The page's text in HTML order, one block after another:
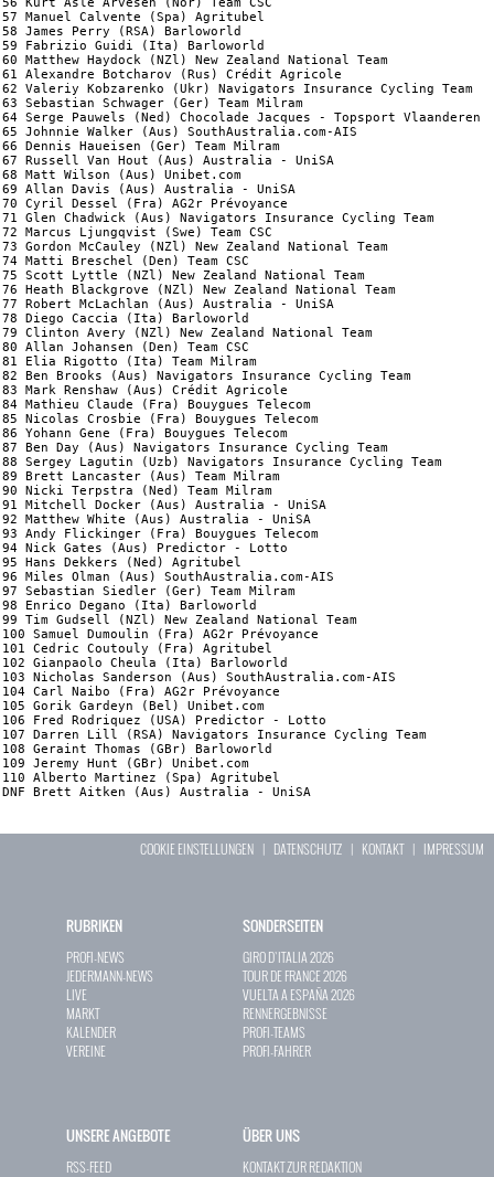
56 Kurt Asle Arvesen (Nor)
57 Manuel Calvente
58 James Perry (RSA)
59 Fabrizio Guidi (Ita)
60 Matthew Haydock (NZl) New
61 Alexandre Botcharov (Rus)
62 Valeriy Kobzarenko (Ukr) Navigators
63 Sebastian Schwager (Ger)
64 Serge Pauwels (Ned) Chocolade Jacques -
65 Johnnie Walker (Aus)
66 Dennis Haueisen (Ger)
67 Russell Van Hout (Aus)
68 Matt Wilson (Aus)
69 Allan Davis (Aus)
70 Cyril Dessel (Fra) AG2r
71 Glen Chadwick (Aus) Navigators
72 Marcus Ljungqvist (Swe)
73 Gordon McCauley (NZl) New
74 Matti Breschel (Den)
75 Scott Lyttle (NZl) New Zealand
76 Heath Blackgrove (NZl) New
77 Robert McLachlan (Aus)
78 Diego Caccia (Ita)
79 Clinton Avery (NZl) New Zealand
80 Allan Johansen (Den)
81 Elia Rigotto (Ita)
82 Ben Brooks (Aus) Navigators
83 Mark Renshaw (Aus)
84 Mathieu Claude (Fra)
85 Nicolas Crosbie (Fra)
86 Yohann Gene (Fra)
87 Ben Day (Aus) Navigators
88 Sergey Lagutin (Uzb) Navigators
89 Brett Lancaster (Aus)
90 Nicki Terpstra (Ned)
91 Mitchell Docker (Aus)
92 Matthew White (Aus)
93 Andy Flickinger (Fra)
94 Nick Gates (Aus)
95 Hans Dekkers (Ned)
96 Miles Olman (Aus)
97 Sebastian Siedler (Ger)
98 Enrico Degano (Ita)
99 Tim Gudsell (NZl) New Zealand
100 Samuel Dumoulin (Fra)
101 Cedric Coutouly
102 Gianpaolo Cheula (Ita)
103 Nicholas Sanderson (Aus)
104 Carl Naibo (Fra) AG2r
105 Gorik Gardeyn (Bel)
106 Fred Rodriquez (USA)
107 Darren Lill (RSA) Navigators
108 Geraint Thomas (GBr)
109 Jeremy Hunt (GBr)
110 Alberto Martinez
DNF Brett Aitken (Aus) Australia - UniSA
COOKIE EINSTELLUNGEN | DATENSCHUTZ | KONTAKT| IMPRESSUM
RUBRIKEN
PROFI-NEWS
JEDERMANN-NEWS
LIVE
MARKT
KALENDER
VEREINE
SONDERSEITEN
GIRO D`ITALIA 2026
TOUR DE FRANCE 2026
VUELTA A ESPAÑA 2026
RENNERGEBNISSE
PROFI-TEAMS
PROFI-FAHRER
UNSERE ANGEBOTE
RSS-FEED
ÜBER UNS
KONTAKT ZUR REDAKTION